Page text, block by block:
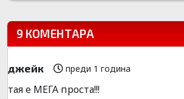
9 КОМЕНТАРА
джейк преди 1 година
тая е МЕГА проста!!!